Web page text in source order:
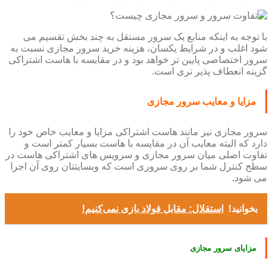
با توجه به اینکه منابع یک سرور مستقل به چند بخش تقسیم می
شود اغلب و در شرایط یکسان، هزینه خرید سرور مجازی نسبت به
سرور اختصاصی پایین تر خواهد بود و در مقایسه با هاست اشتراکی
گزینه انعطاف پذیر تری است.
مزایا و معایب سرور مجازی
سرور مجازی نیز مانند هاست اشتراکی مزایا و معایب خاص خود را
دارد که البته معایب آن در مقایسه با هاست بسیار کمتر است و
تفاوت اصلی میان سرور مجازی و سرویس های اشتراکی هاست در
سطح کنترل شما بر روی سروری است که وبسایتتان روی آن اجرا
می شود.
بخوانید! استقلال: مقابل فولاد بازی نمی‌کنیم!
مزایای سرور مجازی